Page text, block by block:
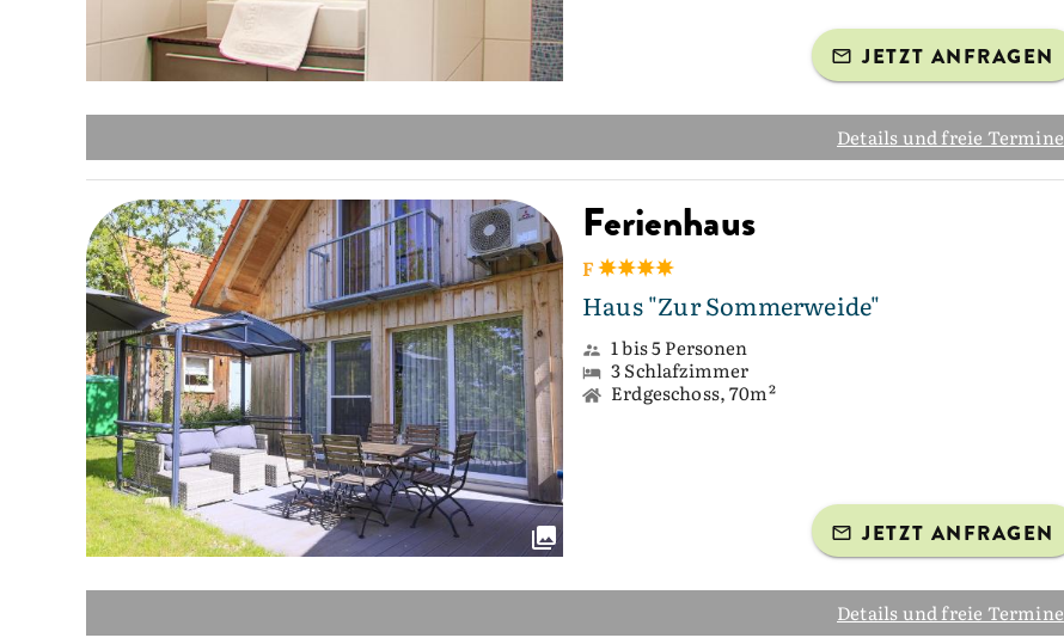
JETZT ANFRAGEN
Details und freie Termine
Ferienhaus
F
Haus "Zur Sommerweide"
1 bis 5 Personen
3 Schlafzimmer
Erdgeschoss, 70m²
JETZT ANFRAGEN
Details und freie Termine